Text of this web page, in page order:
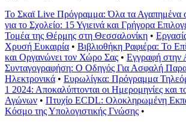
Το Σκαϊ Live Πρόγραμμα: Όλα τα Αγαπημένα
για το Σχολείο: 15 Υγιεινά και Γρήγορα
Τομέα της Θέρμης στη Θεσσαλονίκη •
Χρυσή Ευκαιρία • Βιβλιοθήκη Ραφιέρα: Το
και Οργανώνει τον Χώρο Σας • Εγγραφή στην
Συνταγογραφήση: Ο Οδηγός Για Ασφαλή
Ηλεκτρονικά • Ευρωλίγκα: Πρόγραμμα
1 2024: Αποκαλύπτονται οι Ημερομηνίες και
Αγώνων • Πτυχίο ECDL: Ολοκληρωμένη
Κόσμο της Υπολογιστικής Γνώσης •